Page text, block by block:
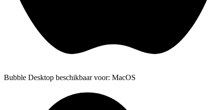
Bubble Desktop beschikbaar voor: MacOS